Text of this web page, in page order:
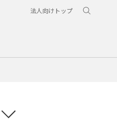
法人向けトップ